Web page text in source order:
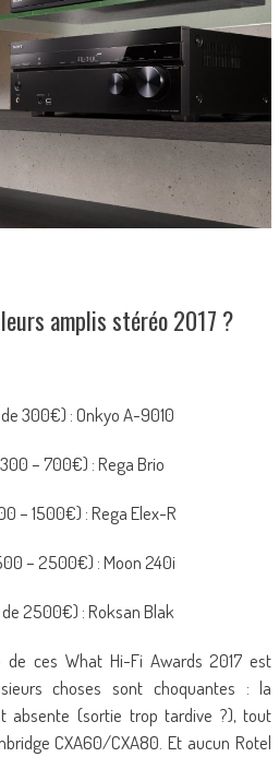
amplis stéréo 2017 ?
300€) : Onkyo A-9010
– 700€) : Rega Brio
– 1500€) : Rega Elex-R
– 2500€) : Moon 240i
2500€) : Roksan Blak
de ces What Hi-Fi Awards 2017 est
choses sont choquantes : la
absente (sortie trop tardive ?), tout
CXA60/CXA80. Et aucun Rotel